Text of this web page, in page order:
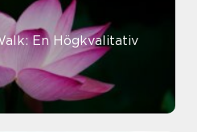
En Högkvalitativ